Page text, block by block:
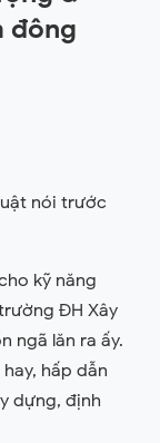
đông
nói trước
kỹ năng
ĐH Xây
ngã lăn ra ấy.
hấp dẫn
dựng, định